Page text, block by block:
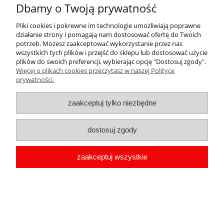
szkolnej. Gadżet może być ciekawym prezentem od wychowawcy
klasy. Okolicznościowa przypinka o średnicy 56 mm posiada jasne
tło. Na środku projektu znajduje się wyraźny, duży napis:
,,Powodzenia w 2.klasie!''. Na górze projektu widnieją grafiki trzech
szczęśliwych, czterolistnych koniczynek. Na dole skrzyżowane
ołówki. Przypinka z tyłu zapinana jest na agrafkę.
Pomoc
Płatności i dostawa
Informacje
O nas
Dbamy o Twoją prywatność
Pliki cookies i pokrewne im technologie umożliwiają poprawne
działanie strony i pomagają nam dostosować ofertę do Twoich
potrzeb. Możesz zaakceptować wykorzystanie przez nas
wszystkich tych plików i przejść do sklepu lub dostosować użycie
plików do swoich preferencji, wybierając opcję "Dostosuj zgody".
Więcej o plikach cookies przeczytasz w naszej Polityce
prywatności.
zaakceptuj tylko niezbędne
dostosuj zgody
zaakceptuj wszystkie